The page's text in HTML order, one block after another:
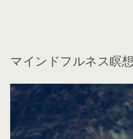
マインドフルネス瞑